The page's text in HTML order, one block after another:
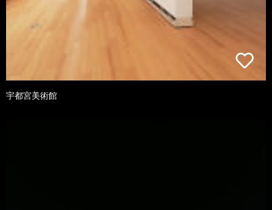
宇都宮美術館